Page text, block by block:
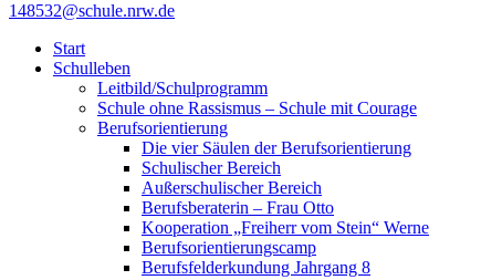
148532@schule.nrw.de
Start
Schulleben
Leitbild/Schulprogramm
Schule ohne Rassismus – Schule mit Courage
Berufsorientierung
Die vier Säulen der Berufsorientierung
Schulischer Bereich
Außerschulischer Bereich
Berufsberaterin – Frau Otto
Kooperation „Freiherr vom Stein“ Werne
Berufsorientierungscamp
Berufsfelderkundung Jahrgang 8